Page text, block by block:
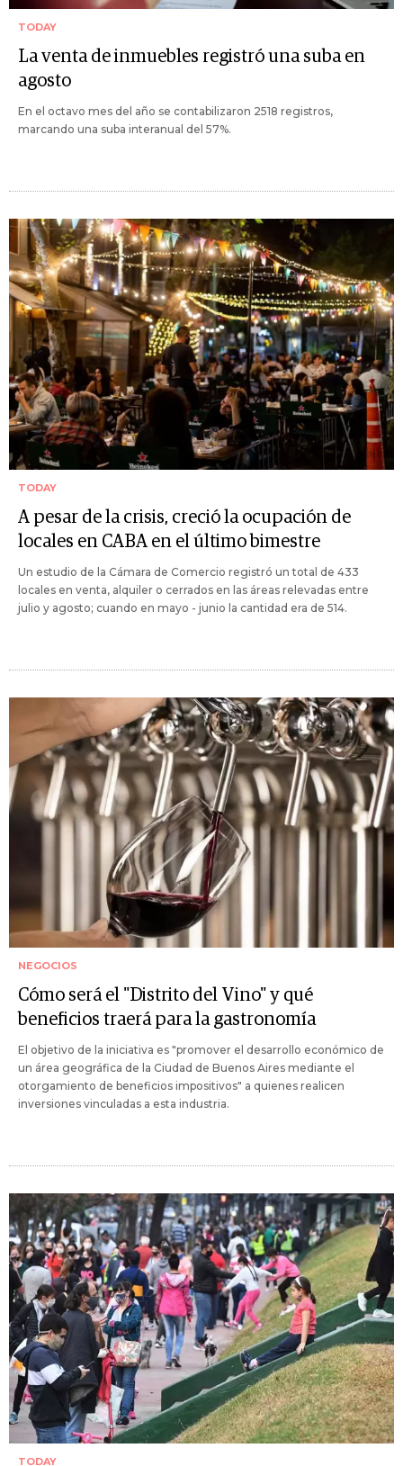
TODAY
La venta de inmuebles registró una suba en
agosto
En el octavo mes del año se contabilizaron 2518 registros,
marcando una suba interanual del 57%.
TODAY
A pesar de la crisis, creció la ocupación de
locales en CABA en el último bimestre
Un estudio de la Cámara de Comercio registró un total de 433
locales en venta, alquiler o cerrados en las áreas relevadas entre
julio y agosto; cuando en mayo - junio la cantidad era de 514.
NEGOCIOS
Cómo será el "Distrito del Vino" y qué
beneficios traerá para la gastronomía
El objetivo de la iniciativa es "promover el desarrollo económico de
un área geográfica de la Ciudad de Buenos Aires mediante el
otorgamiento de beneficios impositivos" a quienes realicen
inversiones vinculadas a esta industria.
TODAY